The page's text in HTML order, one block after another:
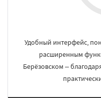
Удобный интерфейс,
расширенным
Берёзовском –